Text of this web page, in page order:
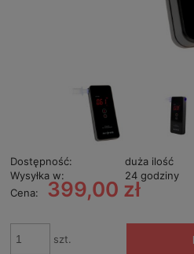
Dostępność:
duża ilość
Wysyłka w:
24 godziny
Cena:
399,00 zł
szt.